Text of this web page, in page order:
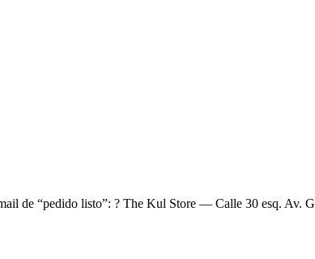
de “pedido listo”: ? The Kul Store — Calle 30 esq. Av.